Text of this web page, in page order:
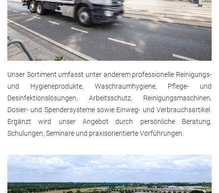
Unser Sortiment umfasst unter anderem professionelle Reinigungs-
und Hygieneprodukte, Waschraumhygiene, Pflege- und
Desinfektionslösungen, Arbeitsschutz, Reinigungsmaschinen,
Dosier- und Spendersysteme sowie Einweg- und Verbrauchsartikel.
Ergänzt wird unser Angebot durch persönliche Beratung,
Schulungen, Seminare und praxisorientierte Vorführungen.